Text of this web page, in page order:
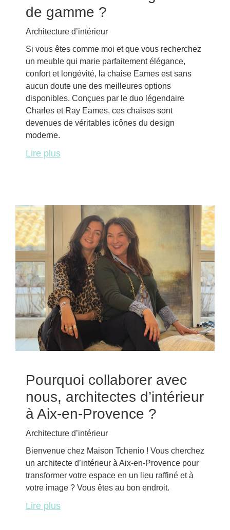
de gamme ?
Architecture d’intérieur
Si vous êtes comme moi et que vous recherchez
un meuble qui marie parfaitement élégance,
confort et longévité, la chaise Eames est sans
aucun doute une des meilleures options
disponibles. Conçues par le duo légendaire
Charles et Ray Eames, ces chaises sont
devenues de véritables icônes du design
moderne.
Lire plus
Pourquoi collaborer avec
nous, architectes d’intérieur
à Aix-en-Provence ?
Architecture d’intérieur
Bienvenue chez Maison Tchenio ! Vous cherchez
un architecte d’intérieur à Aix-en-Provence pour
transformer votre espace en un lieu raffiné et à
votre image ? Vous êtes au bon endroit.
Lire plus